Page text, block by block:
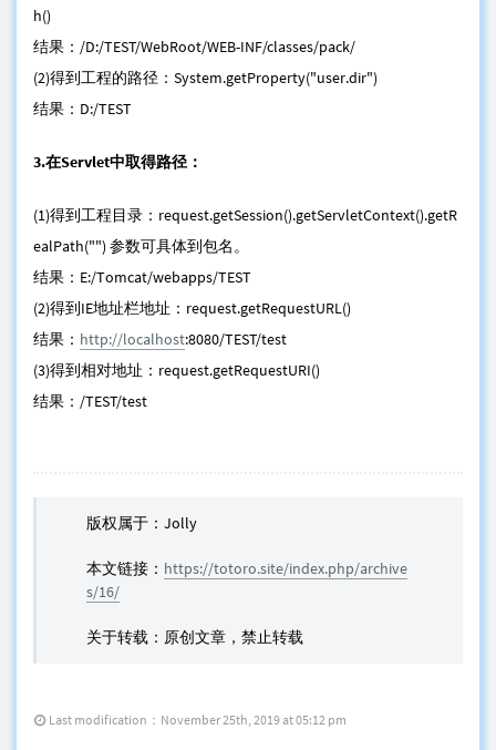
h()
结果：/D:/TEST/WebRoot/WEB-INF/classes/pack/
(2)得到工程的路径：System.getProperty("user.dir")
结果：D:/TEST
3.在Servlet中取得路径：
(1)得到工程目录：request.getSession().getServletContext().getR
ealPath("") 参数可具体到包名。
结果：E:/Tomcat/webapps/TEST
(2)得到IE地址栏地址：request.getRequestURL()
结果： http://localhost:8080/TEST/test
(3)得到相对地址：request.getRequestURI()
结果：/TEST/test
版权属于：Jolly
本文链接： https://totoro.site/index.php/archive
s/16/
关于转载：原创文章，禁止转载
Last modification：November 25th, 2019 at 05:12 pm